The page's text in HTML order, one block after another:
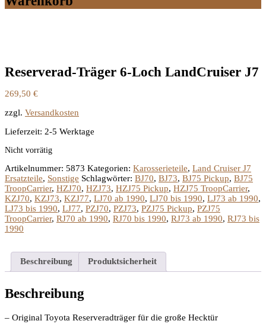
Reserverad-Träger 6-Loch LandCruiser J7
269,50 €
zzgl. Versandkosten
Lieferzeit: 2-5 Werktage
Nicht vorrätig
Artikelnummer: 5873 Kategorien: Karosserieteile, Land Cruiser J7
Ersatzteile, Sonstige Schlagwörter: BJ70, BJ73, BJ75 Pickup, BJ75
TroopCarrier, HZJ70, HZJ73, HZJ75 Pickup, HZJ75 TroopCarrier,
KZJ70, KZJ73, KZJ77, LJ70 ab 1990, LJ70 bis 1990, LJ73 ab 1990,
LJ73 bis 1990, LJ77, PZJ70, PZJ73, PZJ75 Pickup, PZJ75
TroopCarrier, RJ70 ab 1990, RJ70 bis 1990, RJ73 ab 1990, RJ73 bis
1990
Beschreibung Produktsicherheit
Beschreibung
– Original Toyota Reserveradträger für die große Hecktür